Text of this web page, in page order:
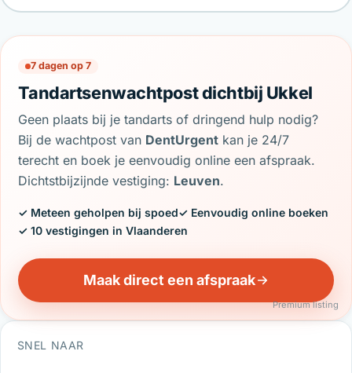
7 dagen op 7
Tandartsenwachtpost dichtbij Ukkel
Geen plaats bij je tandarts of dringend hulp nodig?
Bij de wachtpost van DentUrgent kan je 24/7
terecht en boek je eenvoudig online een afspraak.
Dichtstbijzijnde vestiging: Leuven.
✓ Meteen geholpen bij spoed✓ Eenvoudig online boeken
✓ 10 vestigingen in Vlaanderen
Maak direct een afspraak
Premium listing
SNEL NAAR